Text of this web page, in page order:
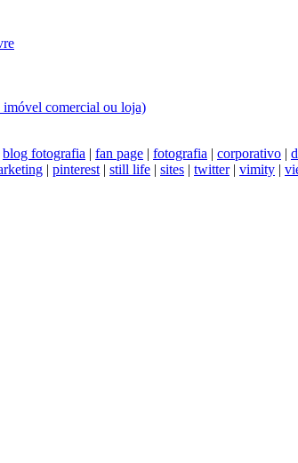
comercial ou loja)
blog fotografia | fan page | fotografia | corporativo |
| pinterest | still life | sites | twitter| vimity |